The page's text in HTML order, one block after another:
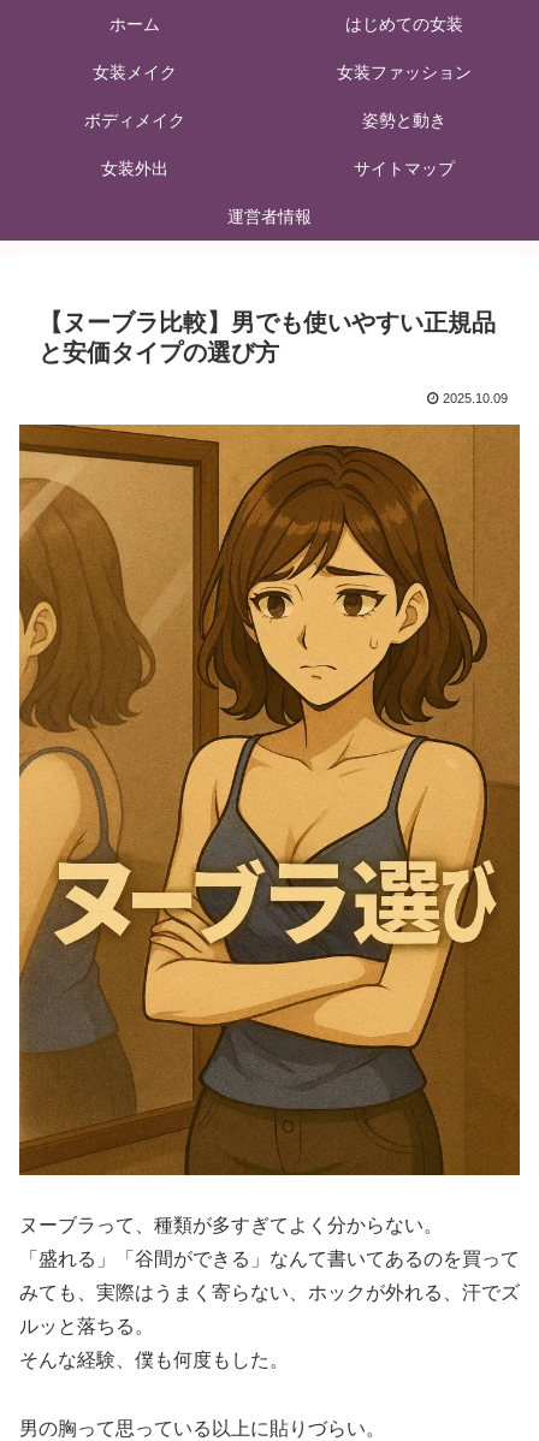
ホーム はじめての女装
女装メイク 女装ファッション
ボディメイク 姿勢と動き
女装外出 サイトマップ
運営者情報
【ヌーブラ比較】男でも使いやすい正規品
と安価タイプの選び方
2025.10.09
ヌーブラって、種類が多すぎてよく分からない。
「盛れる」「谷間ができる」なんて書いてあるのを買って
みても、実際はうまく寄らない、ホックが外れる、汗でズ
ルッと落ちる。
そんな経験、僕も何度もした。
男の胸って思っている以上に貼りづらい。